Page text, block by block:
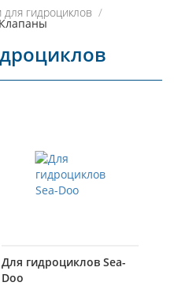
для гидроциклов
Клапаны
Для гидроциклов Sea-
Doo